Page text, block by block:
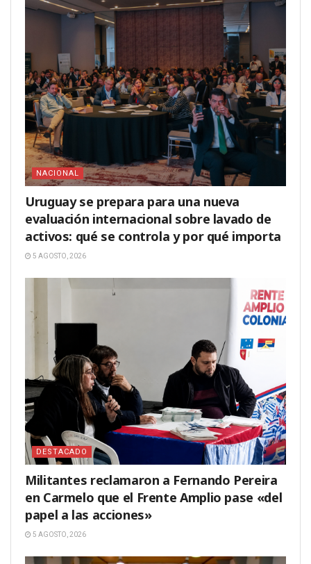
NACIONAL
Uruguay se prepara para una nueva
evaluación internacional sobre lavado de
activos: qué se controla y por qué importa
5 AGOSTO, 2026
DESTACADO
Militantes reclamaron a Fernando Pereira
en Carmelo que el Frente Amplio pase «del
papel a las acciones»
5 AGOSTO, 2026